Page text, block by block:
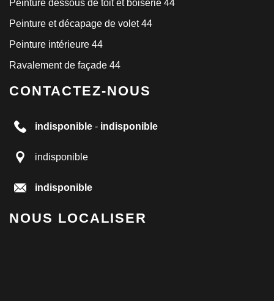
Peinture dessous de toit et boiserie 44
Peinture et décapage de volet 44
Peinture intérieure 44
Ravalement de façade 44
CONTACTEZ-NOUS
indisponible - indisponible
indisponible
indisponible
NOUS LOCALISER